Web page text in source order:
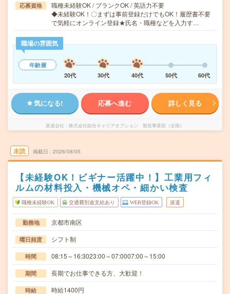
応募資格
職種未経験OK / ブランクOK / 英語力不要
◆未経験OK！〇まずは事前登録だけでもOK！履歴書不要
で気軽にオンライン登録★氏名・職種などを入力す…
職場の雰囲気
年齢層
20代
30代 40代 50代 60代
気になる! 応募へ進む 詳しく見る
派遣会社 株式会社綜合キャリアオプション 製造事業部（全国）
未読 掲載日 2026/08/05
【未経験OK！ビギナー活躍中！】工業用フィ
ルムの材料投入・機械オペ・細かい検査
職種未経験OK 交通費別途支給あり WEB登録OK 派遣
勤務地 京都市南区
曜日頻度 シフト制
時間 08:15～16:3023:00～07:0007:00～15:00
期間 長期でお仕事できる方、大歓迎！
時給 時給1400円